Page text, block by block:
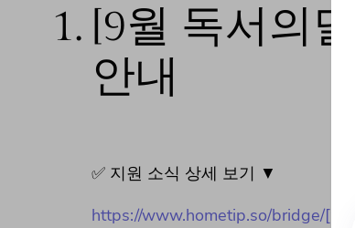
1. [9월 독서의
안내
✅ 지원 소식 상세 보기 ▼
https://www.hometip.so/bridge/[9